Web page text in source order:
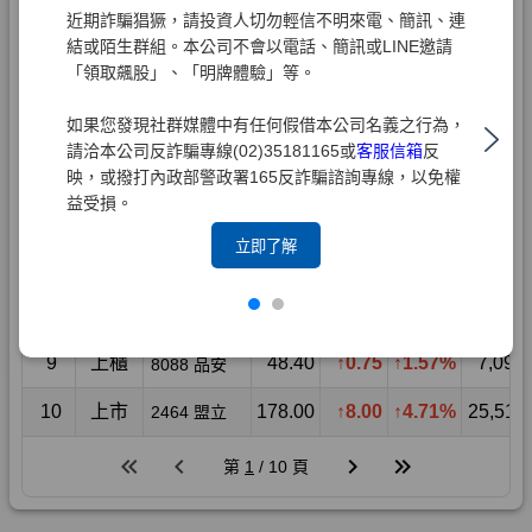
近期詐騙猖獗，請投資人切勿輕信不明來電、簡訊、連
結或陌生群組。本公司不會以電話、簡訊或LINE邀請
「領取飆股」、「明牌體驗」等。
如果您發現社群媒體中有任何假借本公司名義之行為，
請洽本公司反詐騙專線(02)35181165或客服信箱反
映，或撥打內政部警政署165反詐騙諮詢專線，以免權
益受損。
立即了解